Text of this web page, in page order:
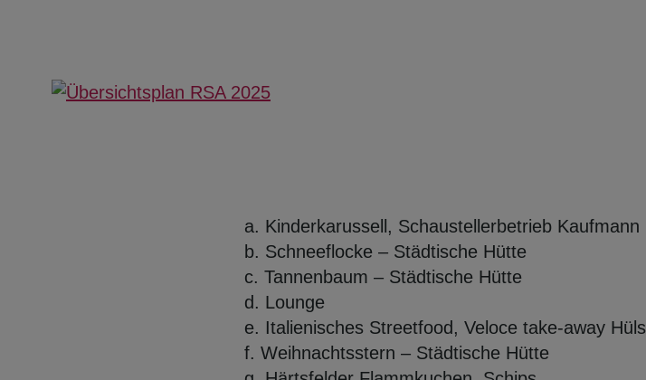
a. Kinderkarussell, Schaustellerbetrieb Kaufmann
b. Schneeflocke– Städtische Hütte
c. Tannenbaum– Städtische Hütte
d. Lounge
e. Italienisches Streetfood , Velocetake-away Hüls
f.Weihnachtsstern– Städtische Hütte